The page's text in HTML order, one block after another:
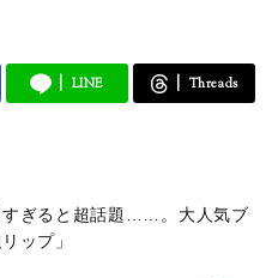
LINE Threads
すぎると超話題……。大人気ブ
ップ」